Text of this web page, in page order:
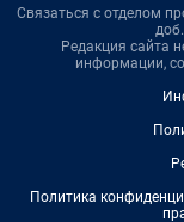
Связаться с отделом
Редакция сайта
информации,
Политика